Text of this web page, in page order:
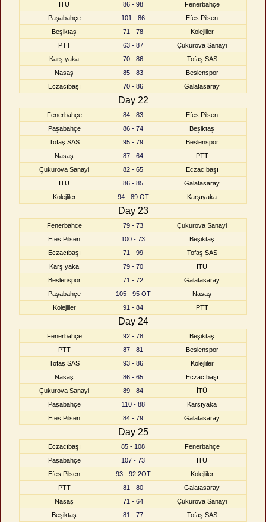
İTÜ 86 - 98
Fenerbahçe
Paşabahçe
101 - 86
Efes Pilsen
Beşiktaş
71 - 78
Kolejliler
PTT
63 - 87
Çukurova Sanayi
Karşıyaka
70 - 86
Tofaş SAS
Nasaş
85 - 83
Beslenspor
Eczacıbaşı
70 - 86 Galatasaray
Day 22
Fenerbahçe 84 - 83
Efes Pilsen
Paşabahçe
86 - 74
Beşiktaş
Tofaş SAS
95 - 79
Beslenspor
Nasaş
87 - 64
PTT
Çukurova Sanayi
82 - 65
Eczacıbaşı
İTÜ
86 - 85
Galatasaray
Kolejliler
94 - 89 OT Karşıyaka
Day 23
Fenerbahçe 79 - 73
Çukurova Sanayi
Efes Pilsen
100 - 73
Beşiktaş
Eczacıbaşı
71 - 99
Tofaş SAS
Karşıyaka
79 - 70
İTÜ
Beslenspor
71 - 72
Galatasaray
Paşabahçe
105 - 95 OT
Nasaş
Kolejliler
91 - 84 PTT
Day 24
Fenerbahçe 92 - 78
Beşiktaş
PTT
87 - 81
Beslenspor
Tofaş SAS
93 - 86
Kolejliler
Nasaş
86 - 65
Eczacıbaşı
Çukurova Sanayi
89 - 84
İTÜ
Paşabahçe
110 - 88
Karşıyaka
Efes Pilsen
84 - 79 Galatasaray
Day 25
Eczacıbaşı 85 - 108
Fenerbahçe
Paşabahçe
107 - 73
İTÜ
Efes Pilsen
93 - 92 2OT
Kolejliler
PTT
81 - 80
Galatasaray
Nasaş
71 - 64
Çukurova Sanayi
Beşiktaş
81 - 77 Tofaş SAS